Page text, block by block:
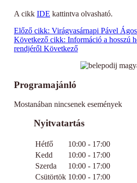
A cikk IDE kattintva olvasható.
Előző cikk: Virágvasárnapi Pável
Következő cikk: Információ a hosszú
rendjéről Következő
Programajánló
Mostanában nincsenek események
Nyitvatartás
Hétfő
10:00 - 17:00
Kedd
10:00 - 17:00
Szerda
10:00 - 17:00
Csütörtök 10:00 - 17:00